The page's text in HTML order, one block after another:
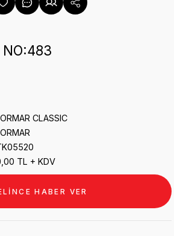
NO:483
CLASSIC
TL + KDV
HABER VER